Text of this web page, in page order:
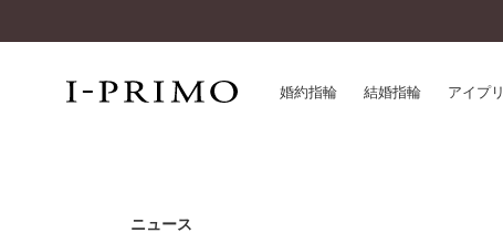
婚約指輪 結婚指輪 アイプ
結婚指輪一覧
ニュース